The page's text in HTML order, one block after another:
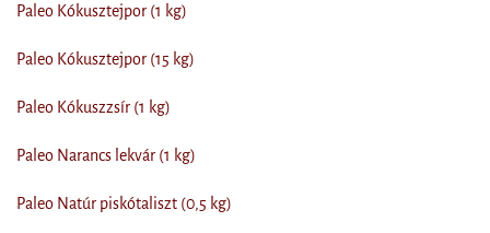
Paleo Kókusztejpor (1 kg)
Paleo Kókusztejpor (15 kg)
Paleo Kókuszzsír (1 kg)
Paleo Narancs lekvár (1 kg)
Paleo Natúr piskótaliszt (0,5 kg)